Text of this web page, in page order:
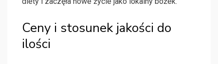
Ceny i stosunek jakości do
ilości